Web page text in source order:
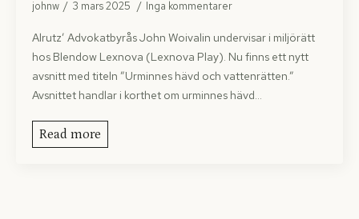
johnw 3 mars 2025 Inga kommentarer
Alrutz’ Advokatbyrås John Woivalin undervisar i miljörätt
hos Blendow Lexnova (Lexnova Play). Nu finns ett nytt
avsnitt med titeln ”Urminnes hävd och vattenrätten.”
Avsnittet handlar i korthet om urminnes hävd…
Read more